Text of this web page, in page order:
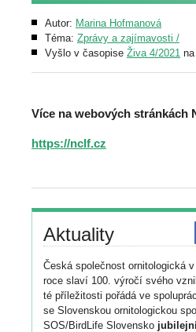
Autor: Marina Hofmanová
Téma: Zprávy a zajímavosti /
Vyšlo v časopise Živa 4/2021
Více na webových stránkách
https://nclf.cz
Aktuality
Česká společnost ornitologická
roce slaví 100. výročí svého
té příležitosti pořádá ve
se Slovenskou ornitologickou
SOS/BirdLife Slovensko